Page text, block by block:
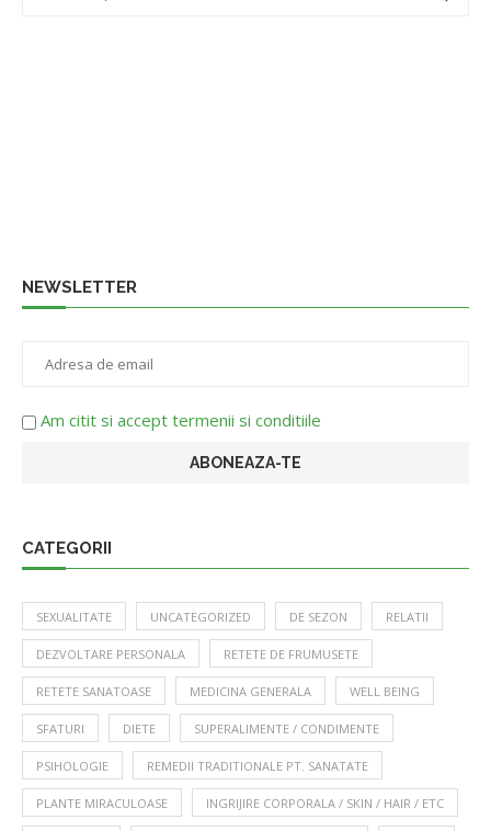
NEWSLETTER
Am citit si accept termenii si conditiile
CATEGORII
SEXUALITATE UNCATEGORIZED DE SEZON RELATII
DEZVOLTARE PERSONALA RETETE DE FRUMUSETE
RETETE SANATOASE MEDICINA GENERALA WELL BEING
SFATURI DIETE SUPERALIMENTE / CONDIMENTE
PSIHOLOGIE REMEDII TRADITIONALE PT. SANATATE
PLANTE MIRACULOASE INGRIJIRE CORPORALA / SKIN / HAIR / ETC